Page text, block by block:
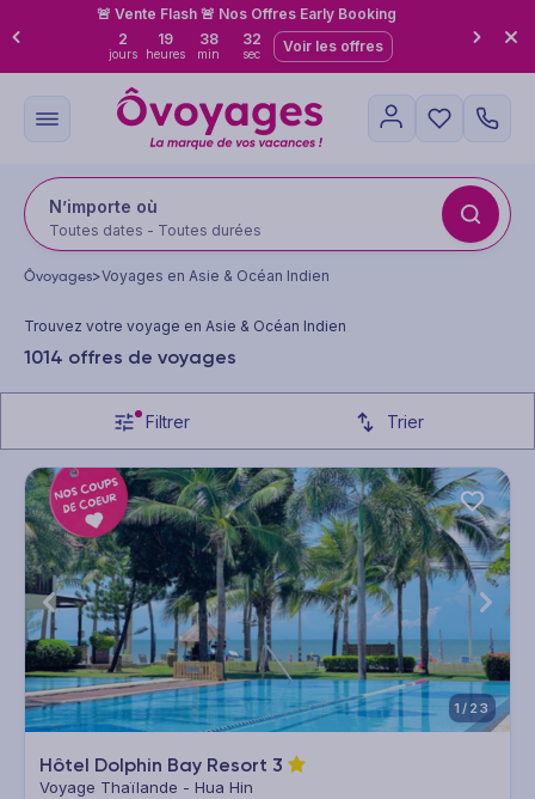
🚨 Vente Flash 🚨 Nos Offres Early Booking
2
jours
19
heures
38
min
29
sec Voir les offres
N’importe où
Toutes dates - Toutes durées
Ôvoyages>Voyages en Asie & Océan Indien
Trouvez votre voyage en Asie & Océan Indien
1014 offres de voyages
Filtrer Trier
1/23
Hôtel Dolphin Bay Resort 3
Voyage Thaïlande - Hua Hin